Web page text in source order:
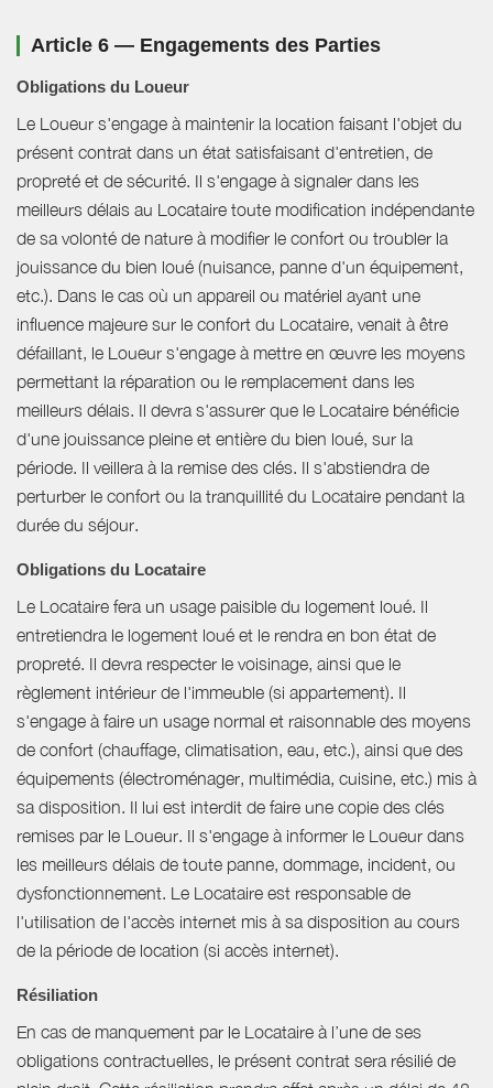
Article 6 — Engagements des Parties
Obligations du Loueur
Le Loueur s'engage à maintenir la location faisant l'objet du
présent contrat dans un état satisfaisant d'entretien, de
propreté et de sécurité. Il s'engage à signaler dans les
meilleurs délais au Locataire toute modification indépendante
de sa volonté de nature à modifier le confort ou troubler la
jouissance du bien loué (nuisance, panne d'un équipement,
etc.). Dans le cas où un appareil ou matériel ayant une
influence majeure sur le confort du Locataire, venait à être
défaillant, le Loueur s'engage à mettre en œuvre les moyens
permettant la réparation ou le remplacement dans les
meilleurs délais. Il devra s'assurer que le Locataire bénéficie
d'une jouissance pleine et entière du bien loué, sur la
période. Il veillera à la remise des clés. Il s'abstiendra de
perturber le confort ou la tranquillité du Locataire pendant la
durée du séjour.
Obligations du Locataire
Le Locataire fera un usage paisible du logement loué. Il
entretiendra le logement loué et le rendra en bon état de
propreté. Il devra respecter le voisinage, ainsi que le
règlement intérieur de l'immeuble (si appartement). Il
s'engage à faire un usage normal et raisonnable des moyens
de confort (chauffage, climatisation, eau, etc.), ainsi que des
équipements (électroménager, multimédia, cuisine, etc.) mis à
sa disposition. Il lui est interdit de faire une copie des clés
remises par le Loueur. Il s'engage à informer le Loueur dans
les meilleurs délais de toute panne, dommage, incident, ou
dysfonctionnement. Le Locataire est responsable de
l'utilisation de l'accès internet mis à sa disposition au cours
de la période de location (si accès internet).
Résiliation
En cas de manquement par le Locataire à l’une de ses
obligations contractuelles, le présent contrat sera résilié de